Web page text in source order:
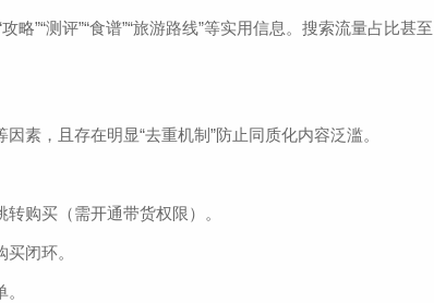
”“测评”“食谱”“旅游路线”等实用信息。搜索流量占比甚至
素，且存在明显“去重机制”防止同质化内容泛滥。
购买（需开通带货权限）。
闭环。